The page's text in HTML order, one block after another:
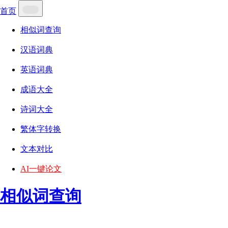
首页
相似词查询
汉语词典
英语词典
成语大全
诗词大全
繁体字转换
文本对比
AI一键论文
相似词查询